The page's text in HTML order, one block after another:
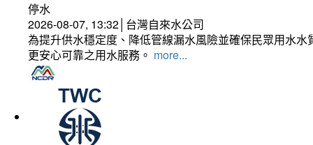
停水
2026-08-07, 13:32│台灣自來水公司
為提升供水穩定度、降低管線漏水風險並確保民眾用水
更安心可靠之用水服務。 more...